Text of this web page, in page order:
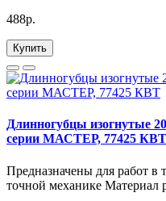
488р.
Купить
Длинногубцы изогнутые
серии МАСТЕР, 77425 КВТ
Предназначены для работ в
точной механике Материал